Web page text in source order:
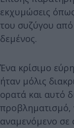
εκχυμώσεις
του συζύγου
δεμένος.
Ένα κρίσιμο
ήταν μόλις
ορατά και αυτό
προβληματισμό,
αναμενόμενο σε